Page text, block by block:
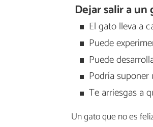
Dejar salir a un
El gato lleva a
Puede
Puede
Podría suponer
Te arriesgas a
Un gato que no es